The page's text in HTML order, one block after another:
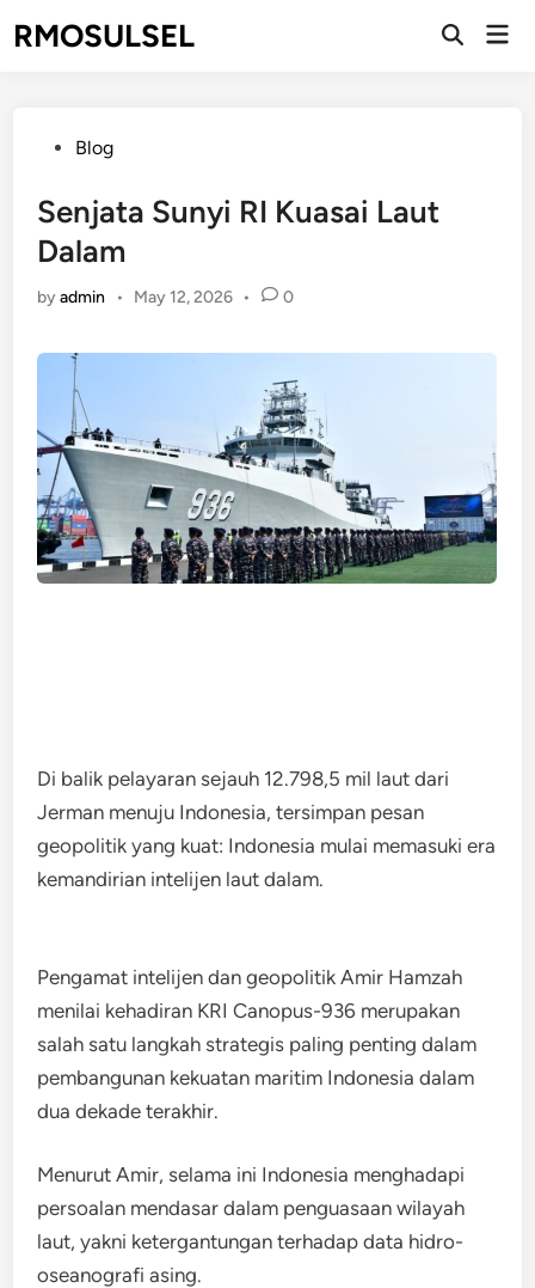
toRMOSULSEL
PostedBlog
Senjata Sunyi RI Kuasai Laut
Dalam
byadmin • May 12, 2026 • 0
Di balik pelayaran sejauh 12.798,5 mil laut dari
Jerman menuju Indonesia, tersimpan pesan
geopolitik yang kuat: Indonesia mulai memasuki era
kemandirian intelijen laut dalam.
Pengamat intelijen dan geopolitik Amir Hamzah
menilai kehadiran KRI Canopus-936 merupakan
salah satu langkah strategis paling penting dalam
pembangunan kekuatan maritim Indonesia dalam
dua dekade terakhir.
Menurut Amir, selama ini Indonesia menghadapi
persoalan mendasar dalam penguasaan wilayah
laut, yakni ketergantungan terhadap data hidro-
oseanografi asing.